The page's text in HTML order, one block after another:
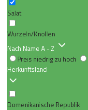
Salat
Wurzeln/Knollen
Nach Name A - Z
Preis niedrig zu hoch
Herkunftsland
Domenikanische Republik